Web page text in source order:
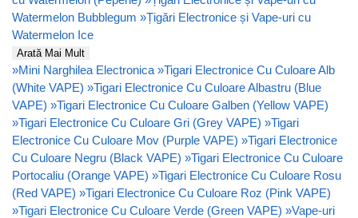
Watermelon Bubblegum »Țigări Electronice și Vape-uri cu
Watermelon Ice
Arată Mai Mult
»Mini Narghilea Electronica »Tigari Electronice Cu Culoare Alb
(White VAPE) »Tigari Electronice Cu Culoare Albastru (Blue
VAPE) »Tigari Electronice Cu Culoare Galben (Yellow VAPE)
»Tigari Electronice Cu Culoare Gri (Grey VAPE) »Tigari
Electronice Cu Culoare Mov (Purple VAPE) »Tigari Electronice
Cu Culoare Negru (Black VAPE) »Tigari Electronice Cu Culoare
Portocaliu (Orange VAPE) »Tigari Electronice Cu Culoare Rosu
(Red VAPE) »Tigari Electronice Cu Culoare Roz (Pink VAPE)
»Tigari Electronice Cu Culoare Verde (Green VAPE) »Vape-uri